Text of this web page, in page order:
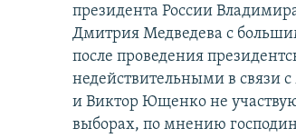
президента России
Дмитрия Медведева с
после проведения
недействительными в связи
и Виктор Ющенко не
выборах, по мнению